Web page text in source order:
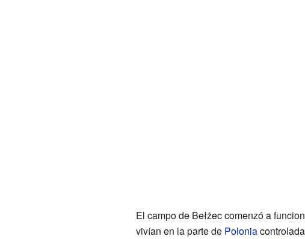
El campo de Bełżec comenzó a
vivían en la parte de Polonia